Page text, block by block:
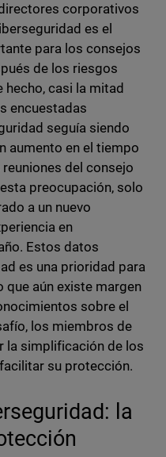
corporativos
es el
para los consejos
de los riesgos
casi la mitad
encuestadas
seguía siendo
aumento en el tiempo
del consejo
preocupación, solo
a un nuevo
en
Estos datos
es una prioridad para
que aún existe margen
sobre el
los miembros de
la simplificación de los
su protección.
la